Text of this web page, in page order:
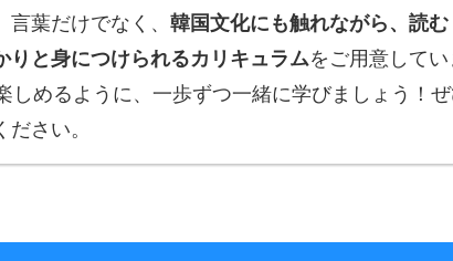
葉だけでなく、 韓国文化にも触れながら、読む
りと身につけられるカリキュラムをご用意して
しめるように、一歩ずつ一緒に学びましょう！
さい。